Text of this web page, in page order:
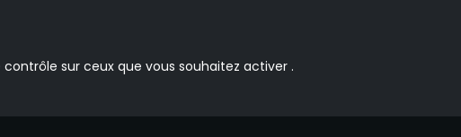
sur ceux que vous souhaitez activer .